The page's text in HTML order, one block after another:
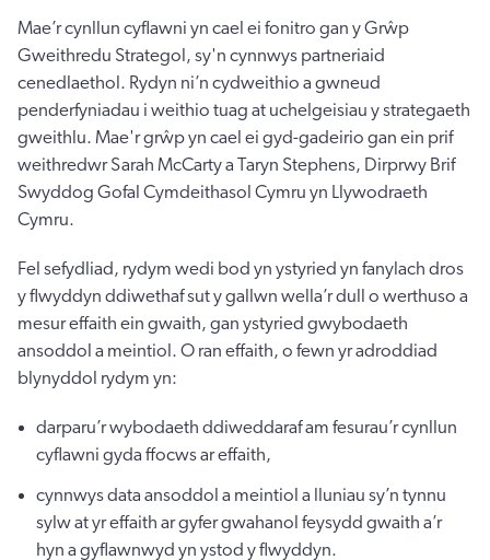
Mae’r cynllun cyflawni yn cael ei fonitro gan y Grŵp
Gweithredu Strategol, sy'n cynnwys partneriaid
cenedlaethol. Rydyn ni’n cydweithio a gwneud
penderfyniadau i weithio tuag at uchelgeisiau y strategaeth
gweithlu. Mae'r grŵp yn cael ei gyd-gadeirio gan ein prif
weithredwr Sarah McCarty a Taryn Stephens, Dirprwy Brif
Swyddog Gofal Cymdeithasol Cymru yn Llywodraeth
Cymru.
Fel sefydliad, rydym wedi bod yn ystyried yn fanylach dros
y flwyddyn ddiwethaf sut y gallwn wella’r dull o werthuso a
mesur effaith ein gwaith, gan ystyried gwybodaeth
ansoddol a meintiol. O ran effaith, o fewn yr adroddiad
blynyddol rydym yn:
darparu’r wybodaeth ddiweddaraf am fesurau’r cynllun
cyflawni gyda ffocws ar effaith,
cynnwys data ansoddol a meintiol a lluniau sy’n tynnu
sylw at yr effaith ar gyfer gwahanol feysydd gwaith a’r
hyn a gyflawnwyd yn ystod y flwyddyn.